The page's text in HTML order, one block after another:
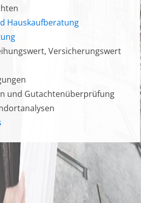
Hauskaufberatung
Versicherungswert
und Gutachtenüberprüfung